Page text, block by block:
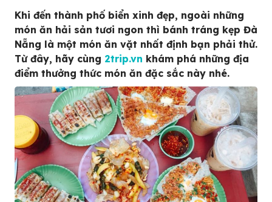
Khi đến thành phố biển xinh đẹp, ngoài những
món ăn hải sản tươi ngon thì bánh tráng kẹp Đà
Nẵng là một món ăn vặt nhất định bạn phải thử.
Từ đây, hãy cùng 2trip.vn khám phá những địa
điểm thưởng thức món ăn đặc sắc này nhé.